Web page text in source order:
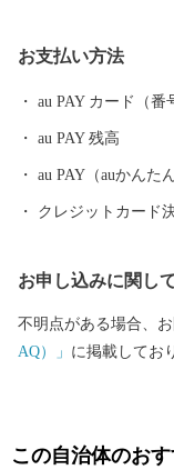
るまちを目指します
お支払い方法
au PAY カード（番
au PAY 残高
au PAY（auかんた
クレジットカード
お申し込みに関し
不明点がある場合、
AQ）」 に掲載してお
この自治体のお